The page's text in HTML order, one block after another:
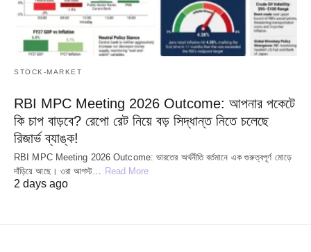
STOCK-MARKET
RBI MPC Meeting 2026 Outcome: আপনার পকেটে
কি চাপ বাড়বে? রেপো রেট নিয়ে বড় সিদ্ধান্ত নিতে চলেছে
রিজার্ভ ব্যাঙ্ক!
RBI MPC Meeting 2026 Outcome: ভারতের অর্থনীতি বর্তমানে এক গুরুত্বপূর্ণ মোড়ে
দাঁড়িয়ে আছে। ৩রা আগস্ট… Read More
2 days ago